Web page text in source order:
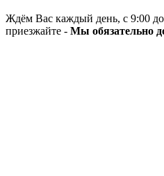
Ждём Вас каждый день, с 9:00
приезжайте - Мы обязательно